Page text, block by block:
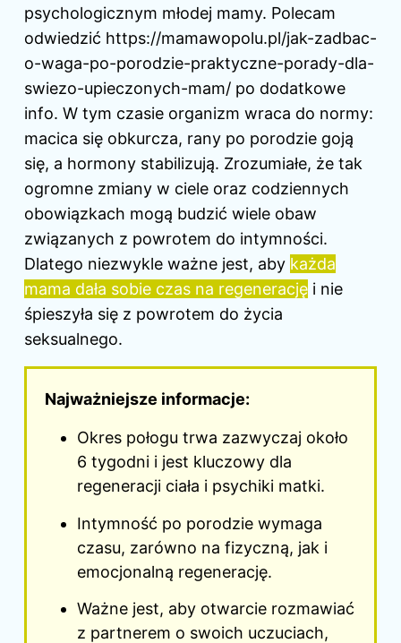
psychologicznym młodej mamy. Polecam
odwiedzić https://mamawopolu.pl/jak-zadbac-
o-waga-po-porodzie-praktyczne-porady-dla-
swiezo-upieczonych-mam/ po dodatkowe
info. W tym czasie organizm wraca do normy:
macica się obkurcza, rany po porodzie goją
się, a hormony stabilizują. Zrozumiałe, że tak
ogromne zmiany w ciele oraz codziennych
obowiązkach mogą budzić wiele obaw
związanych z powrotem do intymności.
Dlatego niezwykle ważne jest, aby każda
mama dała sobie czas na regenerację i nie
śpieszyła się z powrotem do życia
seksualnego.
Najważniejsze informacje:
Okres połogu trwa zazwyczaj około
6 tygodni i jest kluczowy dla
regeneracji ciała i psychiki matki.
Intymność po porodzie wymaga
czasu, zarówno na fizyczną, jak i
emocjonalną regenerację.
Ważne jest, aby otwarcie rozmawiać
z partnerem o swoich uczuciach,